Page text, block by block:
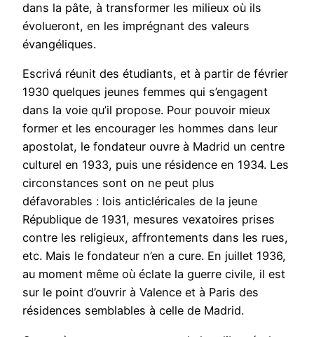
dans la pâte, à transformer les milieux où ils
évolueront, en les imprégnant des valeurs
évangéliques.
Escrivá réunit des étudiants, et à partir de février
1930 quelques jeunes femmes qui s’engagent
dans la voie qu’il propose. Pour pouvoir mieux
former et les encourager les hommes dans leur
apostolat, le fondateur ouvre à Madrid un centre
culturel en 1933, puis une résidence en 1934. Les
circonstances sont on ne peut plus
défavorables : lois anticléricales de la jeune
République de 1931, mesures vexatoires prises
contre les religieux, affrontements dans les rues,
etc. Mais le fondateur n’en a cure. En juillet 1936,
au moment même où éclate la guerre civile, il est
sur le point d’ouvrir à Valence et à Paris des
résidences semblables à celle de Madrid.